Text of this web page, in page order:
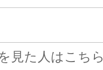
見た人はこち